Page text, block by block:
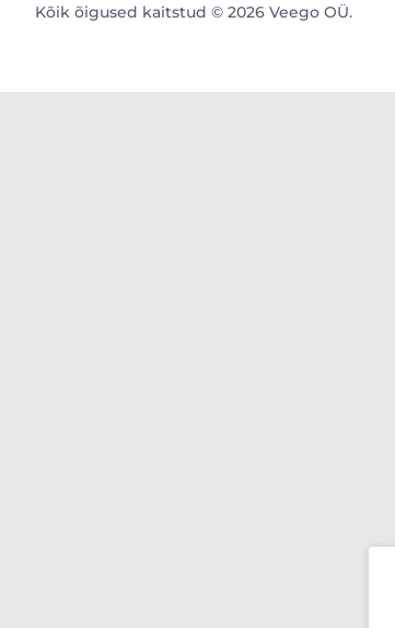
Kõik õigused kaitstud © 2026 Veego OÜ.